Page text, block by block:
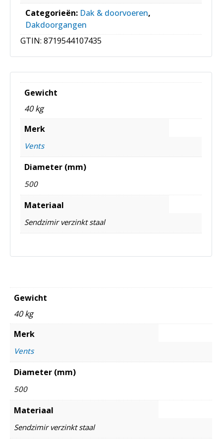
Categorieën: Dak & doorvoeren,
Dakdoorgangen
GTIN: 8719544107435
Gewicht
40 kg
Merk
Vents
Diameter (mm)
500
Materiaal
Sendzimir verzinkt staal
Gewicht
40 kg
Merk
Vents
Diameter (mm)
500
Materiaal
Sendzimir verzinkt staal